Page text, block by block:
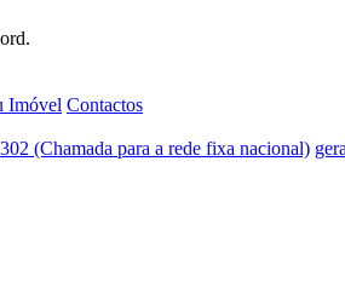
Imóvel Contactos
(Chamada para a rede fixa nacional)